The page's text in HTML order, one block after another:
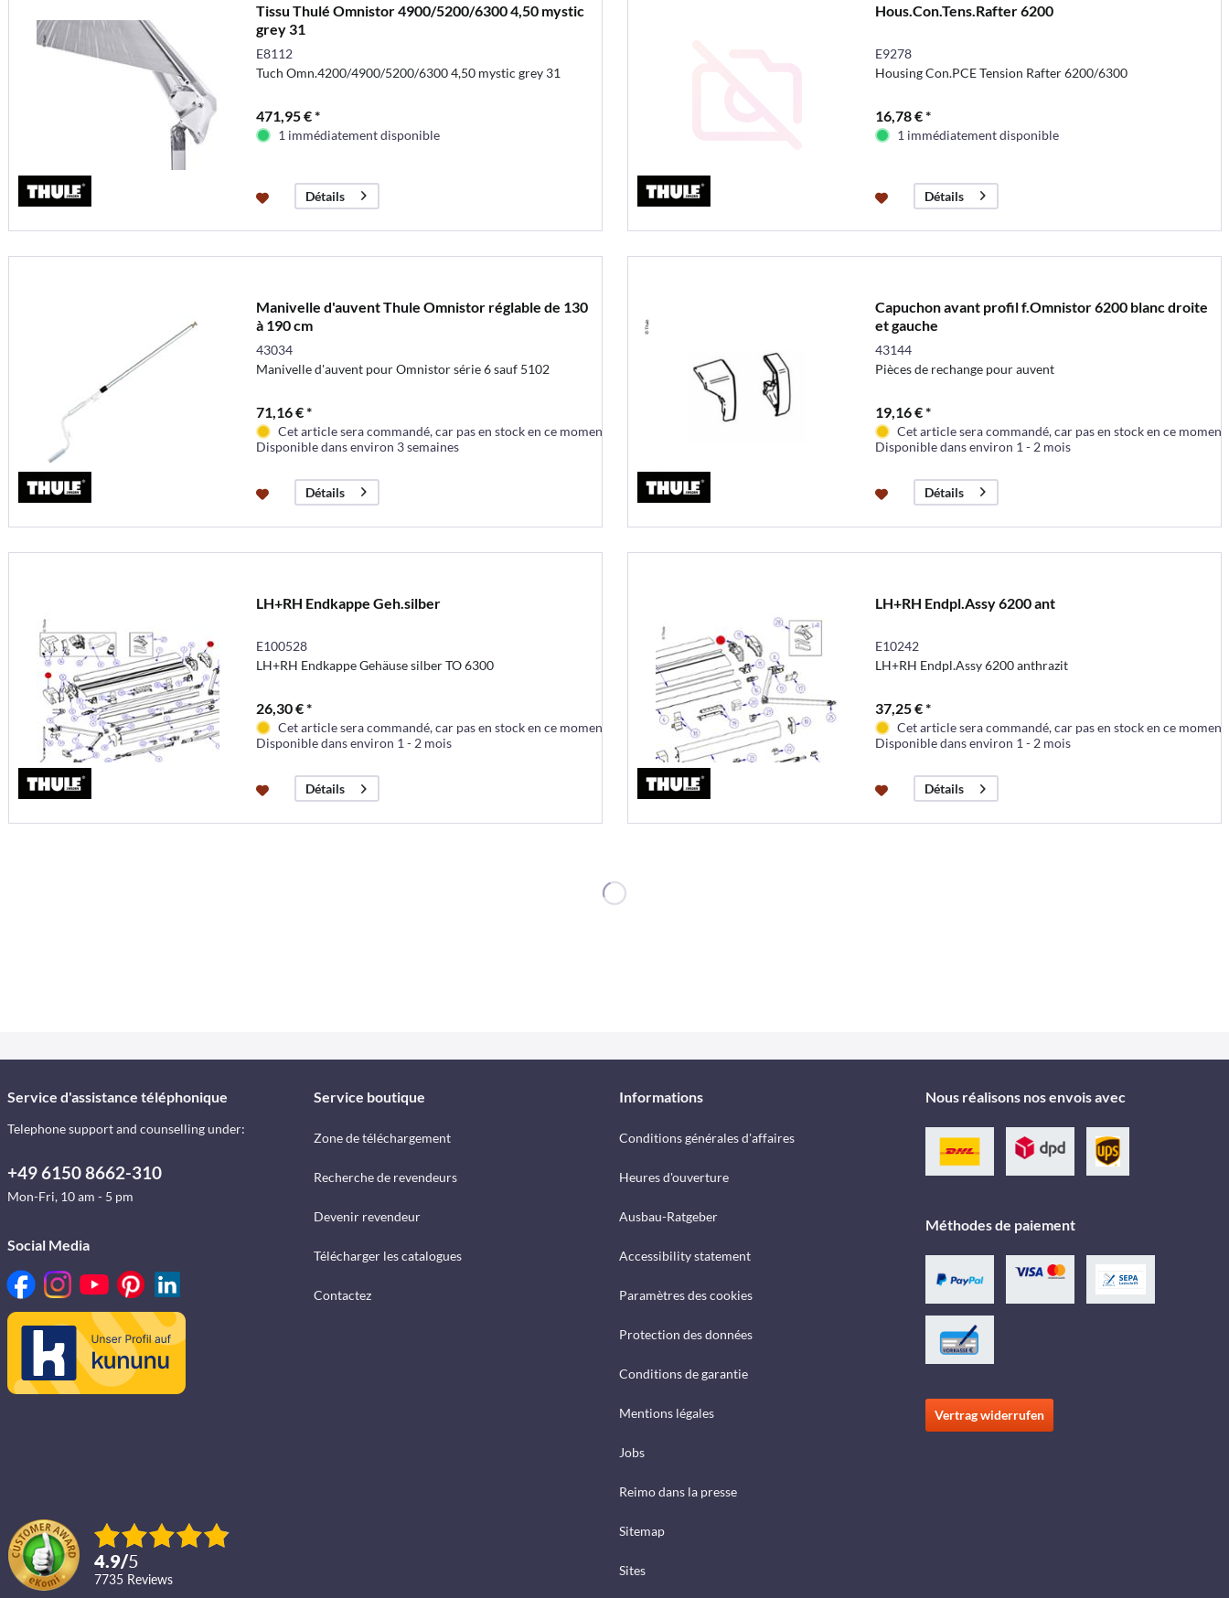
Tissu Thulé Omnistor 4900/5200/6300 4,50 mystic
grey 31
E8112
Tuch Omn.4200/4900/5200/6300 4,50 mystic grey 31
471,95 € *
1 immédiatement disponible
Détails
Hous.Con.Tens.Rafter 6200
E9278
Housing Con.PCE Tension Rafter 6200/6300
16,78 € *
1 immédiatement disponible
Détails
Manivelle d'auvent Thule Omnistor réglable de 130
à 190 cm
43034
Manivelle d'auvent pour Omnistor série 6 sauf 5102
71,16 € *
Cet article sera commandé, car pas en stock en ce moment
Disponible dans environ 3 semaines
Détails
Capuchon avant profil f.Omnistor 6200 blanc droite
et gauche
43144
Pièces de rechange pour auvent
19,16 € *
Cet article sera commandé, car pas en stock en ce moment
Disponible dans environ 1 - 2 mois
Détails
LH+RH Endkappe Geh.silber
E100528
LH+RH Endkappe Gehäuse silber TO 6300
26,30 € *
Cet article sera commandé, car pas en stock en ce moment
Disponible dans environ 1 - 2 mois
Détails
LH+RH Endpl.Assy 6200 ant
E10242
LH+RH Endpl.Assy 6200 anthrazit
37,25 € *
Cet article sera commandé, car pas en stock en ce moment
Disponible dans environ 1 - 2 mois
Détails
Service d'assistance téléphonique
Telephone support and counselling under:
+49 6150 8662-310
Mon-Fri, 10 am - 5 pm
Social Media
4.9/5
7735 reviews
Service boutique
Zone de téléchargement
Recherche de revendeurs
Devenir revendeur
Télécharger les catalogues
Contactez
Informations
Conditions générales d'affaires
Heures d'ouverture
Ausbau-Ratgeber
Accessibility statement
Paramètres des cookies
Protection des données
Conditions de garantie
Mentions légales
Jobs
Reimo dans la presse
Sitemap
Sites
Nous réalisons nos envois avec
Méthodes de paiement
Vertrag widerrufen